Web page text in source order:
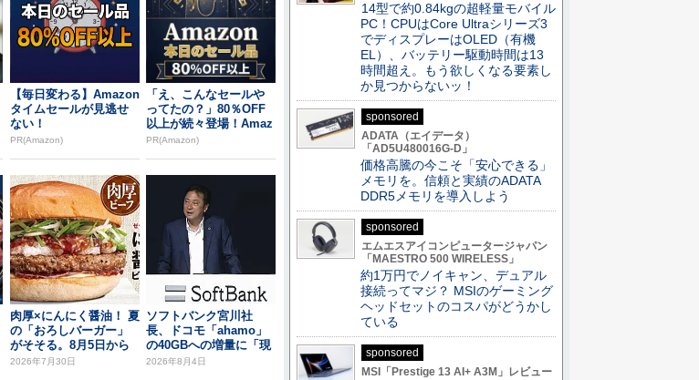
【毎日変わる】Amazon
タイムセールが見逃せ
ない！
PR(Amazon)
「え、こんなセールや
ってたの？」80％OFF
以上が続々登場！Amaz
onの本気が...
PR(Amazon)
肉厚×にんにく醤油！ 夏
の「おろしバーガー」
がそそる。8月5日から
2026年7月30日
ソフトバンク宮川社
長、ドコモ「ahamo」
の40GBへの増量に「現
時点では追従し...
2026年8月4日
14型で約0.84kgの超軽量モバイル
PC！CPUはCore Ultraシリーズ3
でディスプレーはOLED（有機
EL）、バッテリー駆動時間は13
時間超え。もう欲しくなる要素し
か見つからないッ！
sponsored
ADATA（エイデータ）
「AD5U480016G-D」
価格高騰の今こそ「安心できる」
メモリを。信頼と実績のADATA
DDR5メモリを導入しよう
sponsored
エムエスアイコンピュータージャパン
「MAESTRO 500 WIRELESS」
約1万円でノイキャン、デュアル
接続ってマジ？ MSIのゲーミング
ヘッドセットのコスパがどうかし
ている
sponsored
MSI「Prestige 13 AI+ A3M」レビュー